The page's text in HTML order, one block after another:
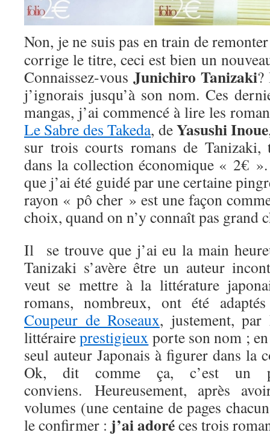
Non, je ne suis pas en train de
corrige le titre, ceci est bien un
Connaissez-vous Junichiro Tanizaki?
j’ignorais jusqu’à son nom. Ces
mangas, j’ai commencé à lire les
Le Sabre des Takeda, deYasushi Inoue
sur trois courts romans de Tanizaki,
dans la collection économique « 2€
que j’ai été guidé par une certaine
rayon « pô cher » est une façon
choix, quand on n’y connaît pas grand
Il se trouve que j’ai eu la main
Tanizaki s’avère être un auteur
veut se mettre à la littérature
romans, nombreux, ont été
Coupeur de Roseaux, justement,
littéraireprestigieux porte son nom ;
seul auteur Japonais à figurer dans la
Ok, dit comme ça, c’est un
conviens. Heureusement, après
volumes (une centaine de pages
le confirmer : j’ai adoréces trois